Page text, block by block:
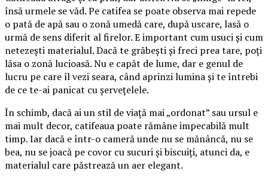
însă urmele se văd. Pe catifea se poate observa mai repede
o pată de apă sau o zonă umedă care, după uscare, lasă o
urmă de sens diferit al firelor. E important cum usuci și cum
netezești materialul. Dacă te grăbești și freci prea tare, poți
lăsa o zonă lucioasă. Nu e capăt de lume, dar e genul de
lucru pe care îl vezi seara, când aprinzi lumina și te întrebi
de ce te-ai panicat cu șervețelele.
În schimb, dacă ai un stil de viață mai „ordonat” sau ursul e
mai mult decor, catifeaua poate rămâne impecabilă mult
timp. Iar dacă e într-o cameră unde nu se mănâncă, nu se
bea, nu se joacă pe covor cu sucuri și biscuiți, atunci da, e
materialul care păstrează un aer elegant.